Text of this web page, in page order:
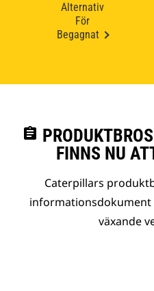
Alternativ
För
Begagnat
assignment
FINNS NU
Caterpillars
växande